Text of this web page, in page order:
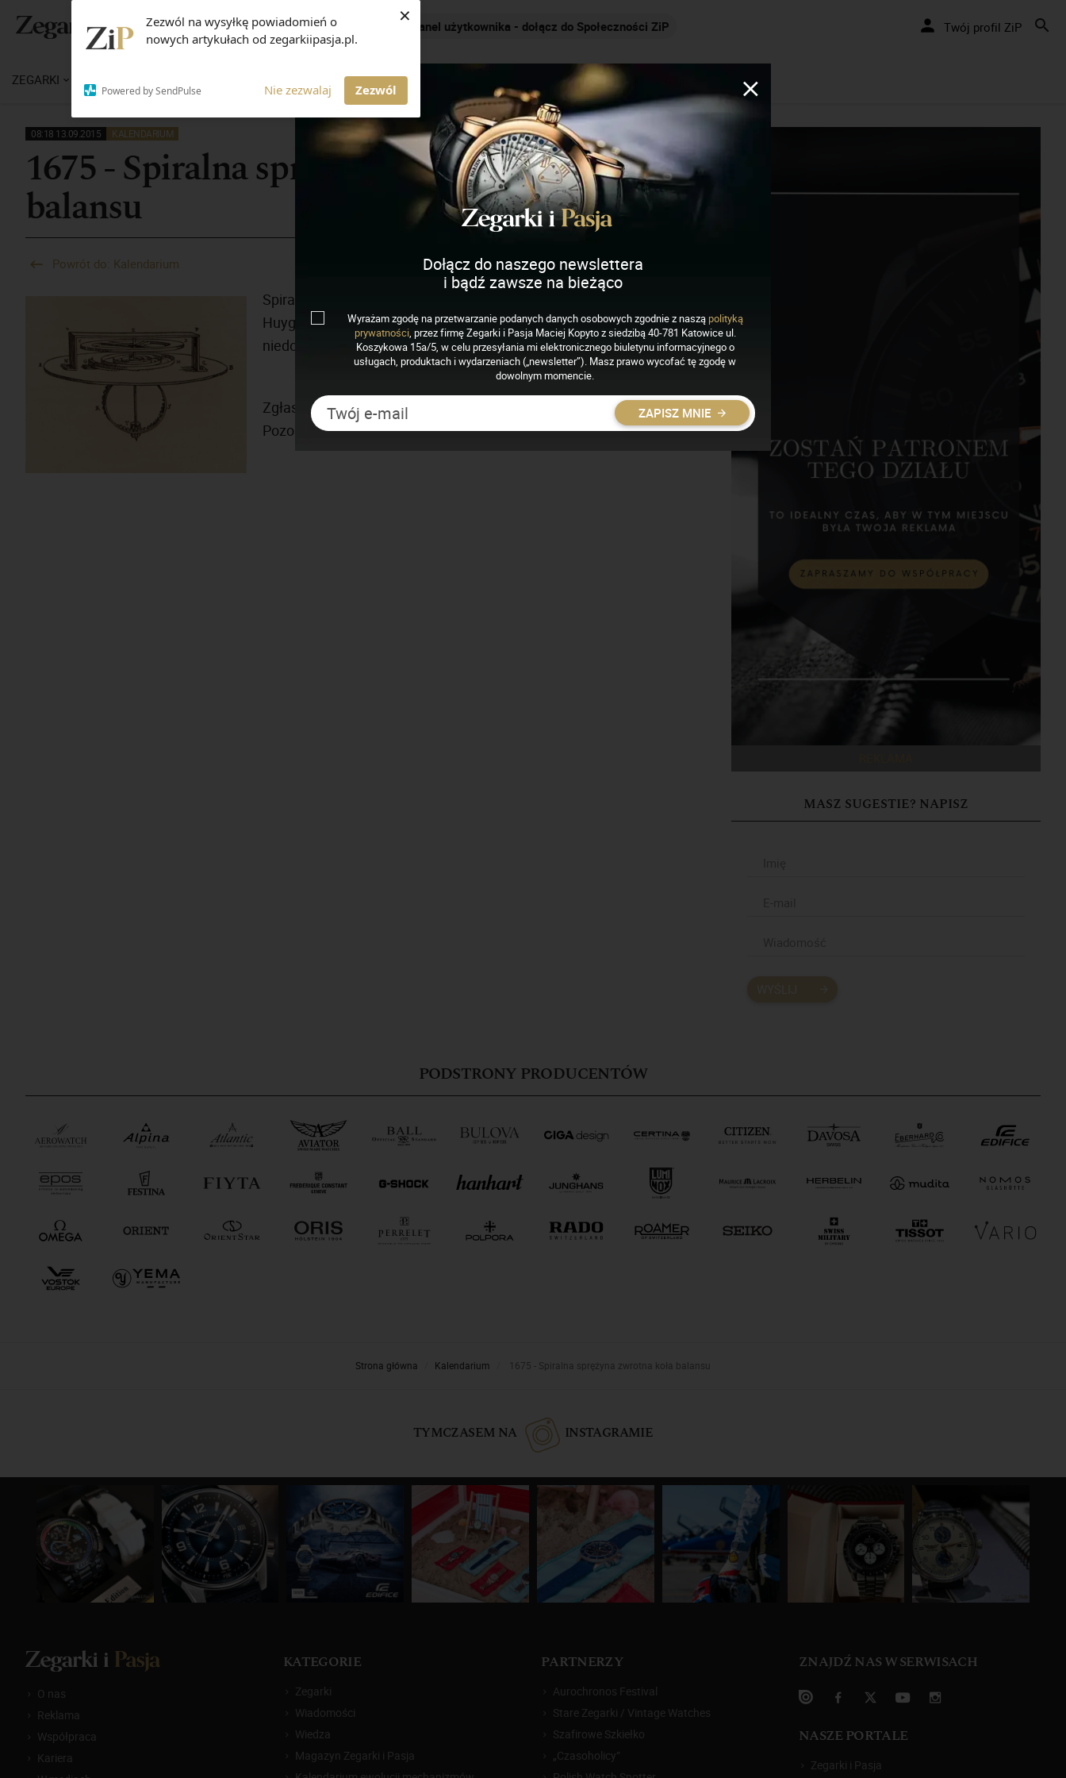
Zezwól na wysyłkę powiadomień o
nowych artykułach od zegarkiipasja.pl.
Powered by SendPulse Nie zezwalaj Zezwól
×Panel użytkownika - dołącz do Społeczności ZiP Twój profil ZiP
ZEGARKI MAGAZYN ZEGARKI I PASJA
08:18 13.09.2015 KALENDARIUM
1675 - Spiralna sprężyna zwrotna koła
balansu
Powrót do: Kalendarium
Spiralna
Huygensa
. Element ten spowodował znaczne zmniejszenie
niedokładności chodu zegarka.
Zgłaszający: Władysław Meller
Pozostałe rekordy:Kalendarium ewolucji mechanizmów
MASZ SUGESTIE? NAPISZ
PODSTRONY PRODUCENTÓW
Strona główna Kalendarium 1675 - Spiralna sprężyna zwrotna koła balansu
TYMCZASEM NA INSTAGRAMIE
O nas
Reklama
Współpraca
Kariera
KATEGORIE
Zegarki
Wiadomości
Wiedza
Magazyn Zegarki i Pasja
PARTNERZY
Aurochronos Festival
Stare Zegarki / Vintage Watches
Szafirowe Szkiełko
„Czasoholicy”
ZNAJDŹ NAS W SERWISACH
NASZE PORTALE
Zegarki i Pasja
Dołącz do naszego newslettera
i bądź zawsze na bieżąco
Wyrażam zgodę na przetwarzanie podanych danych osobowych zgodnie z naszą polityką
prywatności, przez firmę Zegarki i Pasja Maciej Kopyto z siedzibą 40-781 Katowice ul.
Koszykowa 15a/5, w celu przesyłania mi elektronicznego biuletynu informacyjnego o
usługach, produktach i wydarzeniach („newsletter”). Masz prawo wycofać tę zgodę w
dowolnym momencie.
ZAPISZ MNIE